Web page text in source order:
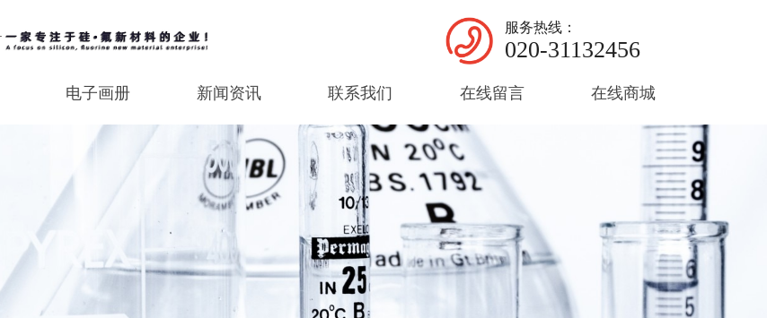
电子画册 新闻资讯 联系我们 在线留言 在线商城
服务热线：
020-31132456